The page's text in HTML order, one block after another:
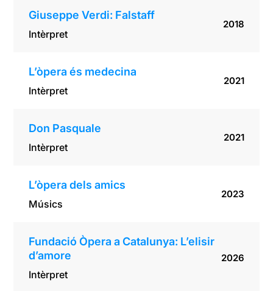
Giuseppe Verdi: Falstaff
Intèrpret
2018
L’òpera és medecina
Intèrpret
2021
Don Pasquale
Intèrpret
2021
L’òpera dels amics
Músics
2023
Fundació Òpera a Catalunya: L’elisir
d’amore
Intèrpret
2026